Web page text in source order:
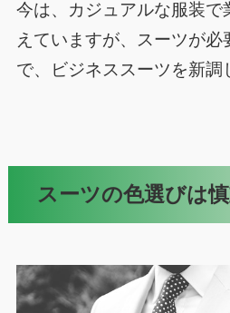
今は、カジュアルな服装で
えていますが、スーツが
で、ビジネススーツを新調
スーツの色選びは慎